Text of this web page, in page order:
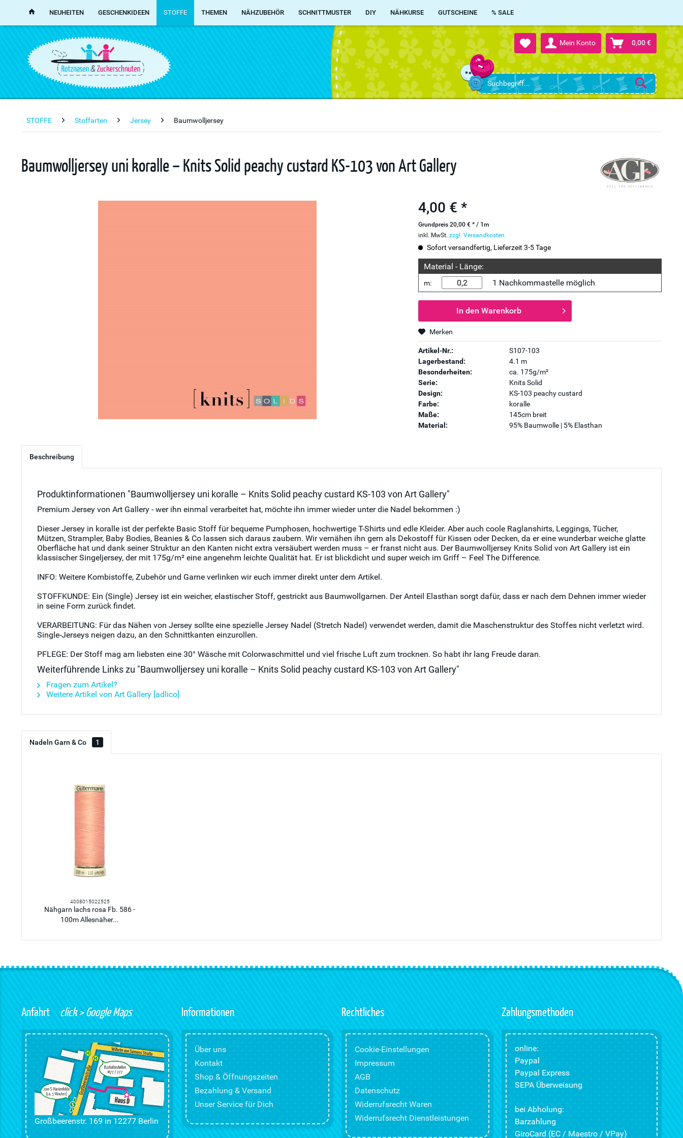
Mein Konto 0,00 €
NEUHEITEN GESCHENKIDEEN STOFFE THEMEN NÄHZUBEHÖR SCHNITTMUSTER DIY NÄHKURSE GUTSCHEINE % SALE
STOFFE Stoffarten Jersey Baumwolljersey
Baumwolljersey uni koralle – Knits Solid peachy custard KS-103 von Art Gallery
4,00 € *
Grundpreis 20,00 € * / 1m
inkl. MwSt.zzgl. Versandkosten
Sofort versandfertig, Lieferzeit 3-5 Tage
Material - Länge:
m: 1 Nachkommastelle möglich
In den Warenkorb
Merken
Artikel-Nr.:
S107-103
Lagerbestand:
4.1 m
Besonderheiten:
ca. 175g/m²
Serie:
Knits Solid
Design:
KS-103 peachy custard
Farbe:
koralle
Maße:
145cm breit
Material:
95% Baumwolle | 5% Elasthan
Beschreibung
Produktinformationen "Baumwolljersey uni koralle – Knits Solid peachy custard KS-103 von Art Gallery"
Premium Jersey von Art Gallery - wer ihn einmal verarbeitet hat, möchte ihn immer wieder unter die Nadel bekommen :)
Dieser Jersey in koralle ist der perfekte Basic Stoff für bequeme Pumphosen, hochwertige T-Shirts und edle Kleider. Aber auch coole Raglanshirts, Leggings, Tücher,
Mützen, Strampler, Baby Bodies, Beanies & Co lassen sich daraus zaubern. Wir vernähen ihn gern als Dekostoff für Kissen oder Decken, da er eine wunderbar weiche glatte
Oberfläche hat und dank seiner Struktur an den Kanten nicht extra versäubert werden muss – er franst nicht aus. Der Baumwolljersey Knits Solid von Art Gallery ist ein
klassischer Singeljersey, der mit 175g/m² eine angenehm leichte Qualität hat. Er ist blickdicht und super weich im Griff – Feel The Difference.
INFO: Weitere Kombistoffe, Zubehör und Garne verlinken wir euch immer direkt unter dem Artikel.
STOFFKUNDE: Ein (Single) Jersey ist ein weicher, elastischer Stoff, gestrickt aus Baumwollgarnen. Der Anteil Elasthan sorgt dafür, dass er nach dem Dehnen immer wieder
in seine Form zurück findet.
VERARBEITUNG: Für das Nähen von Jersey sollte eine spezielle Jersey Nadel (Stretch Nadel) verwendet werden, damit die Maschenstruktur des Stoffes nicht verletzt wird.
Single-Jerseys neigen dazu, an den Schnittkanten einzurollen.
PFLEGE: Der Stoff mag am liebsten eine 30° Wäsche mit Colorwaschmittel und viel frische Luft zum trocknen. So habt ihr lang Freude daran.
Weiterführende Links zu "Baumwolljersey uni koralle – Knits Solid peachy custard KS-103 von Art Gallery"
Fragen zum Artikel?
Weitere Artikel von Art Gallery [adlico]
Nadeln Garn & Co 1
4008015022525
Nähgarn lachs rosa Fb. 586 -
100m Allesnäher...
Anfahrt click > Google Maps
Großbeerenstr. 169 in 12277 Berlin
Informationen
Über uns
Kontakt
Shop & Öffnungszeiten
Bezahlung & Versand
Unser Service für Dich
Rechtliches
Cookie-Einstellungen
Impressum
AGB
Datenschutz
Widerrufsrecht Waren
Widerrufsrecht Dienstleistungen
Zahlungsmethoden
online:
Paypal
Paypal Express
SEPA Überweisung
bei Abholung:
Barzahlung
GiroCard (EC / Maestro / VPay)